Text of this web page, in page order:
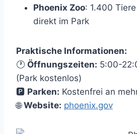
Phoenix Zoo: 1.400
direkt im Park
Praktische Informationen:
🕐 Öffnungszeiten: 5:00-
(Park kostenlos)
🅿️ Parken: Kostenfrei an
🌐Website: phoenix.gov